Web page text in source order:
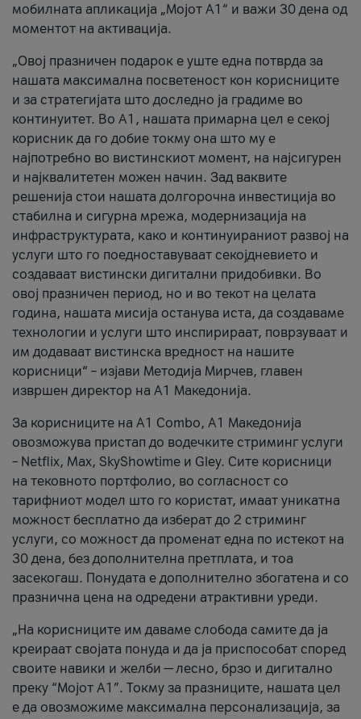
мобилната апликација „Мојот А1“ и важи 30 дена од
моментот на активација.
„Овој празничен подарок е уште една потврда за
нашата максимална посветеност кон корисниците
и за стратегијата што доследно ја градиме во
континуитет. Во А1, нашата примарна цел е секој
корисник да го добие токму она што му е
најпотребно во вистинскиот момент, на најсигурен
и најквалитетен можен начин. Зад ваквите
решенија стои нашата долгорочна инвестиција во
стабилна и сигурна мрежа, модернизација на
инфраструктурата, како и континуираниот развој на
услуги што го поедноставуваат секојдневието и
создаваат вистински дигитални придобивки. Во
овој празничен период, но и во текот на целата
година, нашата мисија останува иста, да создаваме
технологии и услуги што инспирираат, поврзуваат и
им додаваат вистинска вредност на нашите
корисници“ – изјави Методија Мирчев, главен
извршен директор на А1 Македонија.
За корисниците на A1 Combo, А1 Македонија
овозможува пристап до водечките стриминг услуги
– Netflix, Max, SkyShowtime и Gley. Сите корисници
на тековното портфолио, во согласност со
тарифниот модел што го користат, имаат уникатна
можност бесплатно да изберат до 2 стриминг
услуги, со можност да променат една по истекот на
30 дена, без дополнителна претплата, и тоа
засекогаш. Понудата е дополнително збогатена и со
празнична цена на одредени атрактивни уреди.
„На корисниците им даваме слобода самите да ја
креираат својата понуда и да ја приспособат според
своите навики и желби — лесно, брзо и дигитално
преку “Мојот А1”. Токму за празниците, нашата цел
е да овозможиме максимална персонализација, за